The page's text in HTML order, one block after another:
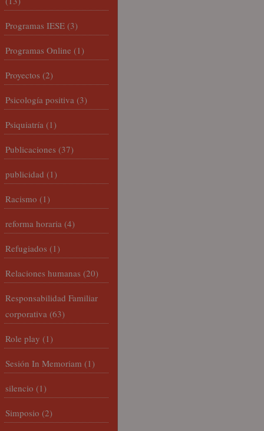
Programas IESE (3)
Programas Online (1)
Proyectos (2)
Psicología positiva (3)
Psiquiatría (1)
Publicaciones (37)
publicidad (1)
Racismo (1)
reforma horaria (4)
Refugiados (1)
Relaciones humanas (20)
Responsabilidad Familiar
corporativa (63)
Role play (1)
Sesión In Memoriam (1)
silencio (1)
Simposio (2)